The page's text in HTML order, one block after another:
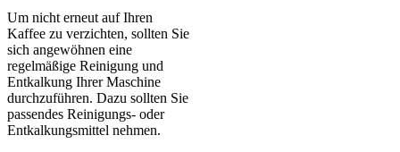
Um nicht erneut auf Ihren
Kaffee zu verzichten, sollten Sie
sich angewöhnen eine
regelmäßige Reinigung und
Entkalkung Ihrer Maschine
durchzuführen. Dazu sollten Sie
passendes Reinigungs- oder
Entkalkungsmittel nehmen.